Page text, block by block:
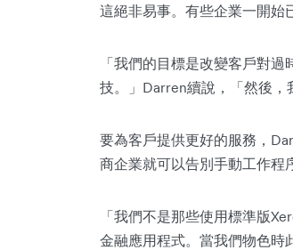
這絕非易事。有些企業一開始
「我們的目標是改變客戶對
技。」Darren續說，「然後，
要為客戶提供更好的服務，
商企業就可以告別手動工作程
「我們不是那些使用標準版
金融應用程式。當我們物色時